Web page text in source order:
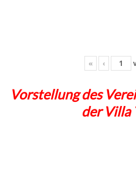
« ‹
Vorstellung des
der Villa